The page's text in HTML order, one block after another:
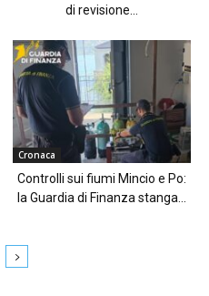
di revisione...
Cronaca
Controlli sui fiumi Mincio e Po:
la Guardia di Finanza stanga...